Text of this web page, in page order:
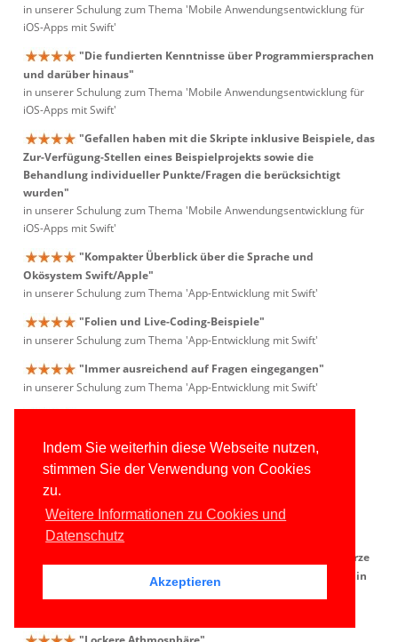
Indem Sie weiterhin diese Webseite nutzen,
stimmen Sie der Verwendung von Cookies
zu.
Weitere Informationen zu Cookies und
Datenschutz
Akzeptieren
in unserer Schulung zum Thema 'Mobile Anwendungsentwicklung für
iOS-Apps mit Swift'
"Die fundierten Kenntnisse über Programmiersprachen
und darüber hinaus"
in unserer Schulung zum Thema 'Mobile Anwendungsentwicklung für
iOS-Apps mit Swift'
"Gefallen haben mit die Skripte inklusive Beispiele, das
Zur-Verfügung-Stellen eines Beispielprojekts sowie die
Behandlung individueller Punkte/Fragen die berücksichtigt
wurden"
in unserer Schulung zum Thema 'Mobile Anwendungsentwicklung für
iOS-Apps mit Swift'
"Kompakter Überblick über die Sprache und
Okösystem Swift/Apple"
in unserer Schulung zum Thema 'App-Entwicklung mit Swift'
"Folien und Live-Coding-Beispiele"
in unserer Schulung zum Thema 'App-Entwicklung mit Swift'
"Immer ausreichend auf Fragen eingegangen"
in unserer Schulung zum Thema 'App-Entwicklung mit Swift'
"Swift 3.0"
in unserer Schulung zum Thema 'App-Entwicklung mit Swift'
"Guter Überblick"
in unserer Schulung zum Thema 'App-Entwicklung mit Swift'
"grundsätzliche Aufteilung des Kurstages: zuerst kurze
Einordnung (UNIX - Folie + Betriebssysteme), dann Einführung in
Apple TV Guidelines, dann Livecoding"